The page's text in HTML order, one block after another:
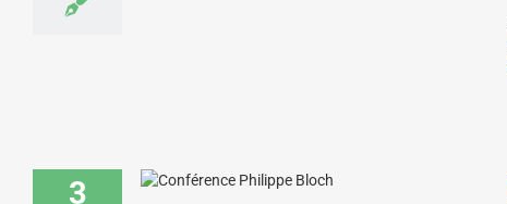
3
sur la relation client pour une entreprise